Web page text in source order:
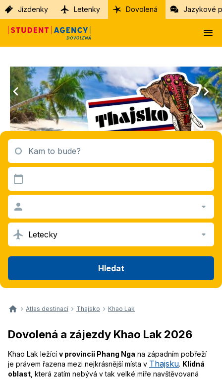
Jízdenky Letenky Dovolená Jazykové
Kam to bude?
Letecky
Hledat
Atlas destinací Thajsko Khao Lak
Dovolená a zájezdy Khao Lak 2026
Khao Lak ležící v provincii Phang Nga na západním pobřeží
je právem řazena mezi nejkrásnější místa v Thajsku. Klidná
oblast , která zatím nebývá v tak velké míře navštěvovaná